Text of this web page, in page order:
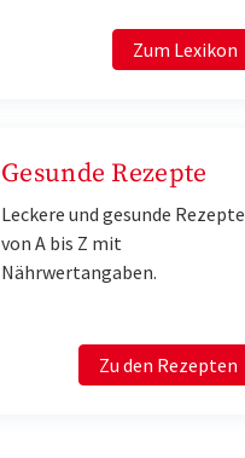
Zum Lexikon
Gesunde Rezepte
Leckere und gesunde Rezepte
von A bis Z mit
Nährwertangaben.
Zu den Rezepten